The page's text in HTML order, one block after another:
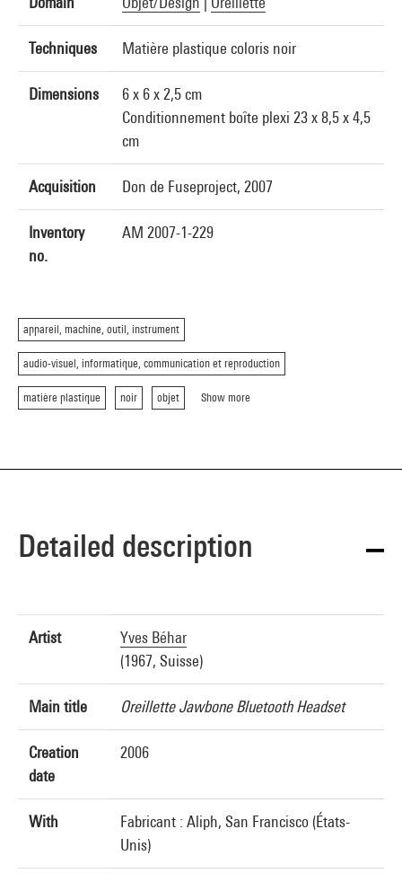
Techniques Matière plastique coloris noir
Dimensions
6 x 6 x 2,5 cm
Conditionnement boîte plexi 23 x 8,5 x 4,5
cm
Acquisition Don de Fuseproject, 2007
Inventory
no.
AM 2007-1-229
appareil, machine, outil, instrument
audio-visuel, informatique, communication et reproduction
matière plastique noir objet Show more
Detailed description
Artist
Yves Béhar
(1967, Suisse)
Main title Oreillette Jawbone Bluetooth Headset
Creation
date
2006
With
Fabricant : Aliph, San Francisco (États-
Unis)